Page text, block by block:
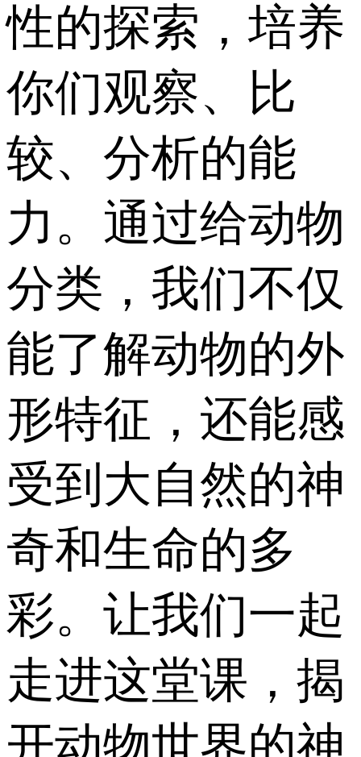
性的探索，培养
你们观察、比
较、分析的能
力。通过给动物
分类，我们不仅
能了解动物的外
形特征，还能感
受到大自然的神
奇和生命的多
彩。让我们一起
走进这堂课，揭
开动物世界的神